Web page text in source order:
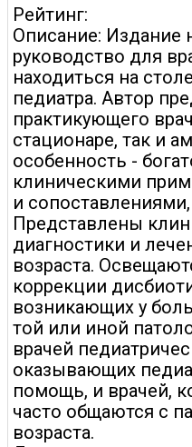
Рейтинг:
Описание: Издание
руководство для
находиться на
педиатра. Автор
практикующего
стационаре, так и
особенность -
клиническими
и
Представлены
диагностики и
возраста.
коррекции
возникающих у
той или иной
врачей
оказывающих
помощь, и врачей,
часто общаются с
возраста.